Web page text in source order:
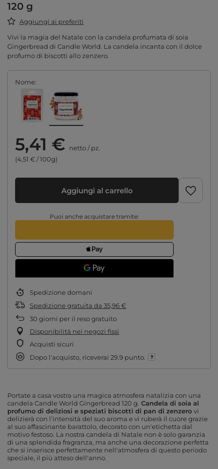
120 g
Aggiungi ai preferiti
Vivi la magia del Natale con la candela profumata di soia
Gingerbread di Candle World. La candela incanta con il dolce
profumo di biscotti allo zenzero.
Nome
5,41 € netto/pz.
(4,51 € / 100g)
Aggiungi al carrello
Puoi anche acquistare tramite:
Spedizione domani
Spedizione gratuita da 35,96 €
30 giorni per il reso gratuito
Disponibilità nei negozi fissi
Acquisti sicuri
Dopo l'acquisto, riceverai 29.9 punto.
Portate a casa vostra una magica atmosfera natalizia con una
candela Candle World Gingerbread 120 g. Candela di soia al
profumo di deliziosi e speziati biscotti di pan di zenzero vi
delizierà con l'intensità del suo aroma e vi ruberà il cuore grazie
al suo affascinante barattolo, decorato con un'etichetta dal
motivo festoso. La nostra candela di Natale non è solo garanzia
di una splendida fragranza, ma anche una decorazione perfetta
che si inserisce perfettamente nell'atmosfera di questo periodo
speciale, il più atteso dell'anno.